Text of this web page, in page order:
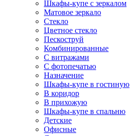
Шкафы-купе с зеркалом
Матовое зеркало
Стекло
Цветное стекло
Пескоструй
Комбинированные
С витражами
С фотопечатью
Назначение
Шкафы-купе в гостиную
В коридор
В прихожую
Шкафы-купе в спальню
Детские
Офисные